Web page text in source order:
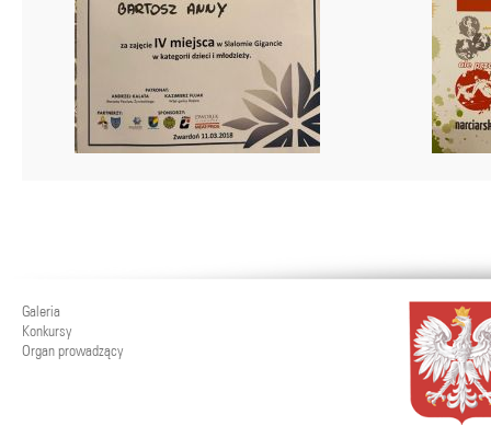
Galeria
Konkursy
Organ prowadzący